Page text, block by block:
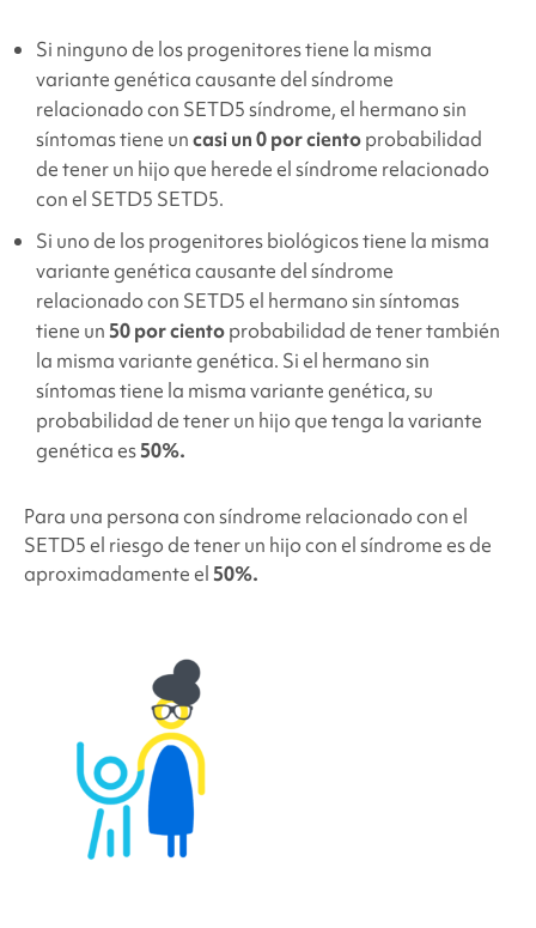
Si ninguno de los progenitores tiene la misma
variante genética causante del síndrome
relacionado con SETD5síndrome, el hermano sin
síntomas tiene uncasi un 0 por cientoprobabilidad
de tener un hijo que herede el síndrome relacionado
con el SETD5 SETD5.
Si uno de los progenitores biológicos tiene la misma
variante genética causante del síndrome
relacionado con SETD5el hermano sin síntomas
tiene un 50 por cientoprobabilidad de tener también
la misma variante genética. Si el hermano sin
síntomas tiene la misma variante genética, su
probabilidad de tener un hijo que tenga la variante
genética es50%.
Para una persona con síndrome relacionado con el
SETD5el riesgo de tener un hijo con el síndrome es de
aproximadamente el 50%.